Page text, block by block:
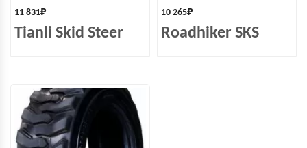
11 831₽
Tianli Skid Steer
10 265₽
Roadhiker SKS